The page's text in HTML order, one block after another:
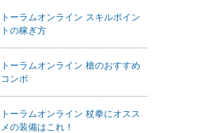
トーラムオンライン スキルポイン
トの稼ぎ方
トーラムオンライン 槍のおすすめ
コンボ
トーラムオンライン 杖拳にオスス
メの装備はこれ！